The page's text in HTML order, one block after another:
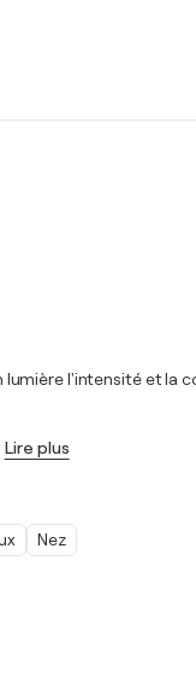
l'intensité et la
Lire plus
Nez